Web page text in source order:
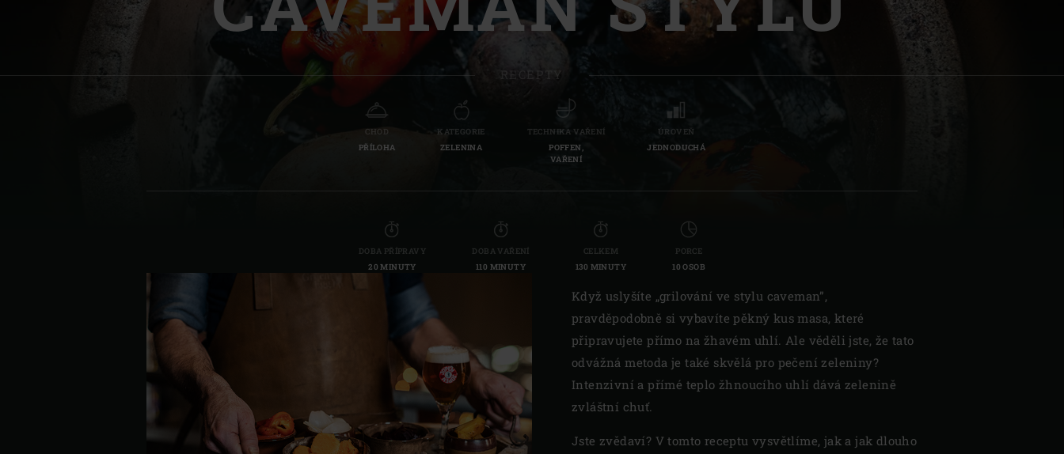
Denmark | Danmark
Estonia | Eesti
Greece | Ελλάδα
Slovenia | Slovenija
Spain | España
Switzerland (French) | Schweiz (Français)
Switzerland | Schweiz
Turkey | Türkiye
RECEPTY
CHOD
PŘÍLOHA
KATEGORIE
ZELENINA
TECHNIKA VAŘENÍ
POFFEN,
VAŘENÍ
ÚROVEŇ
JEDNODUCHÁ
DOBA PŘÍPRAVY
20 MINUTY
DOBA VAŘENÍ
110 MINUTY
CELKEM
130 MINUTY
PORCE
10 OSOB
Když uslyšíte „grilování ve stylu caveman”,
pravděpodobně si vybavíte pěkný kus masa, které
připravujete přímo na žhavém uhlí. Ale věděli jste, že tato
odvážná metoda je také skvělá pro pečení zeleniny?
Intenzivní a přímé teplo žhnoucího uhlí dává zelenině
zvláštní chuť.
Jste zvědaví? V tomto receptu vysvětlíme, jak a jak dlouho